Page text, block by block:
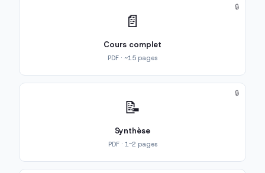
📄
Cours complet
PDF · ~15 pages
🔒
📝
Synthèse
PDF · 1-2 pages
🔒